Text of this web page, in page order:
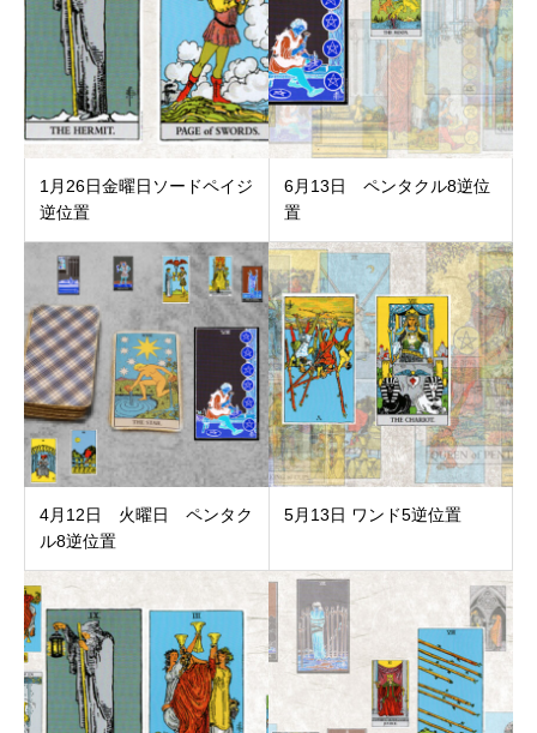
1月26日金曜日ソードペイジ
逆位置
6月13日 ペンタクル8逆位
置
4月12日 火曜日 ペンタク
ル8逆位置
5月13日 ワンド5逆位置